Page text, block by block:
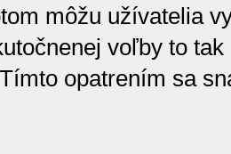
môžu užívatelia
voľby to
opatrením sa